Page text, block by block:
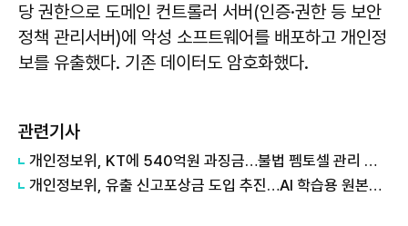
당 권한으로 도메인 컨트롤러 서버(인증·권한 등 보안
정책 관리서버)에 악성 소프트웨어를 배포하고 개인정
보를 유출했다. 기존 데이터도 암호화했다.
관련기사
개인정보위, KT에 540억원 과징금…불법 펨토셀 관리 부실
개인정보위, 유출 신고포상금 도입 추진…AI 학습용 원본데이터 활용도 지원